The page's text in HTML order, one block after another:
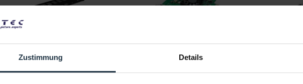
Zustimmung Details
BirdDog 4K 19" Rackmount
Blackmagic Design DeckLink SDI
4K
SDI